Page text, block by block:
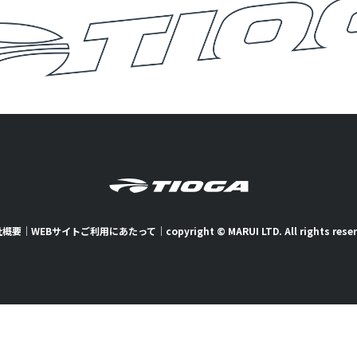
要｜ WEBサイトご利用にあたって ｜ copyright © MARUI LTD. All rights